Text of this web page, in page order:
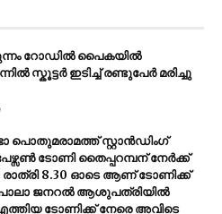
റോഡിൽ പൈകയിൽ
സ്കൂട്ടർ ഇടിച്ച് രണ്ടുപേർ മരിച്ചു
പൊതുമരാമത്ത് സ്റ്റാൻഡിംഗ്
പേഴ്സൺ ടോണി തൈപ്പറമ്പന് നേർക്ക്
8.30 ഓടെ ആണ് ടോണിക്ക്
പാലാ ജനറൽ ആശുപത്രിയിൽ
എത്തിയ ടോണിക്ക് നേരെ അവിടെ